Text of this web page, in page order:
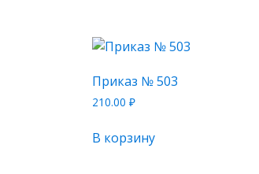
Приказ № 503
210.00 ₽
В корзину